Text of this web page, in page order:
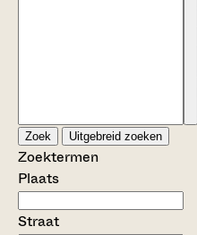
Zoek Uitgebreid zoeken
Zoektermen
Plaats
Straat